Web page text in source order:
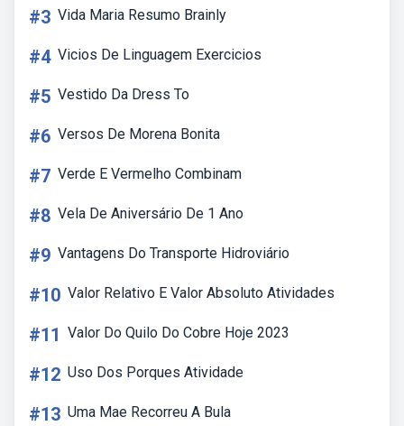
#3 Vida Maria Resumo Brainly
#4 Vicios De Linguagem Exercicios
#5 Vestido Da Dress To
#6 Versos De Morena Bonita
#7 Verde E Vermelho Combinam
#8 Vela De Aniversário De 1 Ano
#9 Vantagens Do Transporte Hidroviário
#10 Valor Relativo E Valor Absoluto Atividades
#11 Valor Do Quilo Do Cobre Hoje 2023
#12 Uso Dos Porques Atividade
#13 Uma Mae Recorreu A Bula